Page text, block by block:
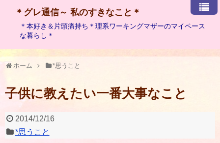
＊グレ通信～ 私のすきなこと＊
＊本好き＆片頭痛持ち＊理系ワーキングマザーのマイペース
な暮らし＊
ホーム *思うこと
子供に教えたい一番大事なこと
2014/12/16
*思うこと